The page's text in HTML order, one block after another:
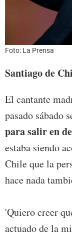
Foto: La Prensa
Santiago de
El cantante
pasado sábado
para salir en
estaba siendo
Chile que la
hace nada
'Quiero creer
actuado de la